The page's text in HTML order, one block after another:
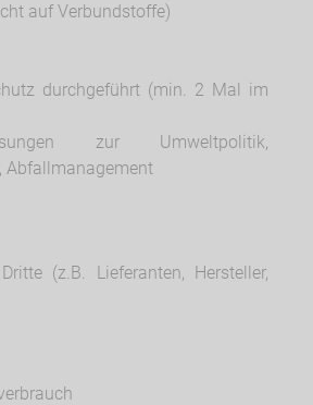
auf Verbundstoffe)
durchgeführt (min. 2 Mal im
zur Umweltpolitik,
Abfallmanagement
(z.B. Lieferanten, Hersteller,